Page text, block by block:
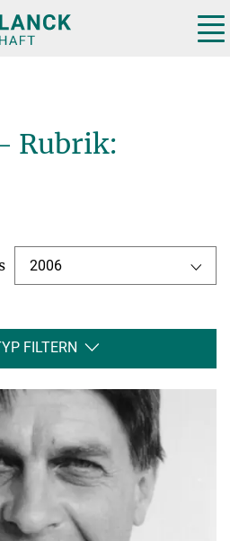
Rubrik:
2006
FILTERN